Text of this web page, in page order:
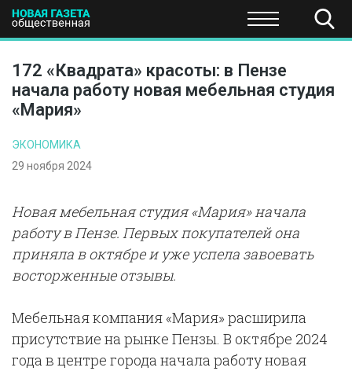
ПОЛИТИКА ЭКОНОМИКА НАУКА И
172 «Квадрата» красоты: в Пензе
начала работу новая мебельная студия
«Мария»
ЭКОНОМИКА
29 ноября 2024
Новая мебельная студия «Мария» начала
работу в Пензе. Первых покупателей она
приняла в октябре и уже успела завоевать
восторженные отзывы.
Мебельная компания «Мария» расширила
присутствие на рынке Пензы. В октябре 2024
года в центре города начала работу новая